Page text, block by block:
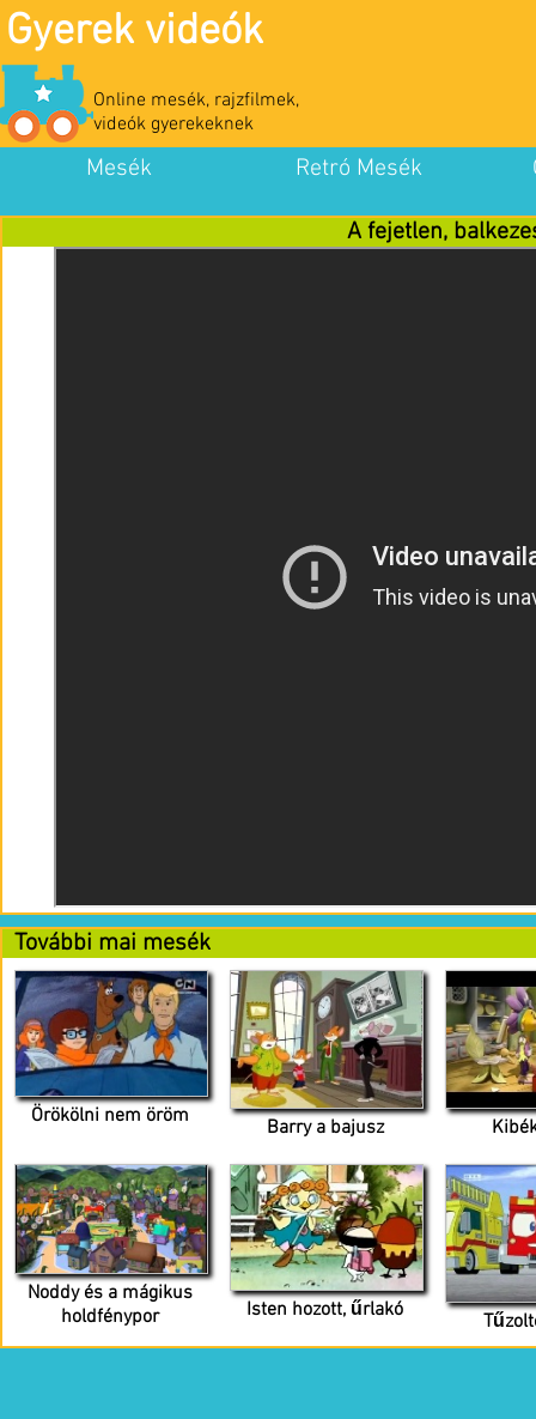
Gyerek videók
Online mesék, rajzfilmek,
videók gyerekeknek
Mesék Retró Mesék
A fejetlen,
További mai mesék
Örökölni nem öröm
Barry a bajusz
Noddy és a mágikus
holdfénypor
Isten hozott, űrlakó